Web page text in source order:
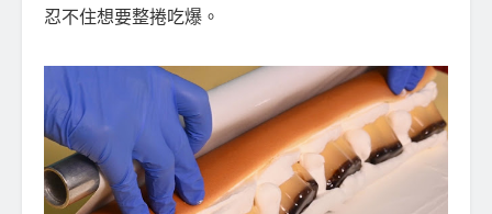
忍不住想要整捲吃爆。